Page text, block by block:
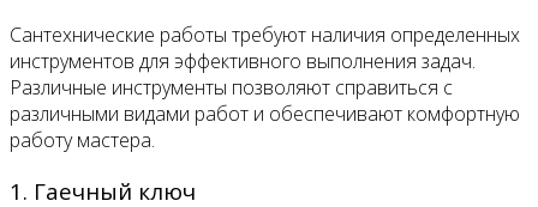
Сантехнические работы требуют наличия определенных
инструментов для эффективного выполнения задач.
Различные инструменты позволяют справиться с
различными видами работ и обеспечивают комфортную
работу мастера.
1. Гаечный ключ